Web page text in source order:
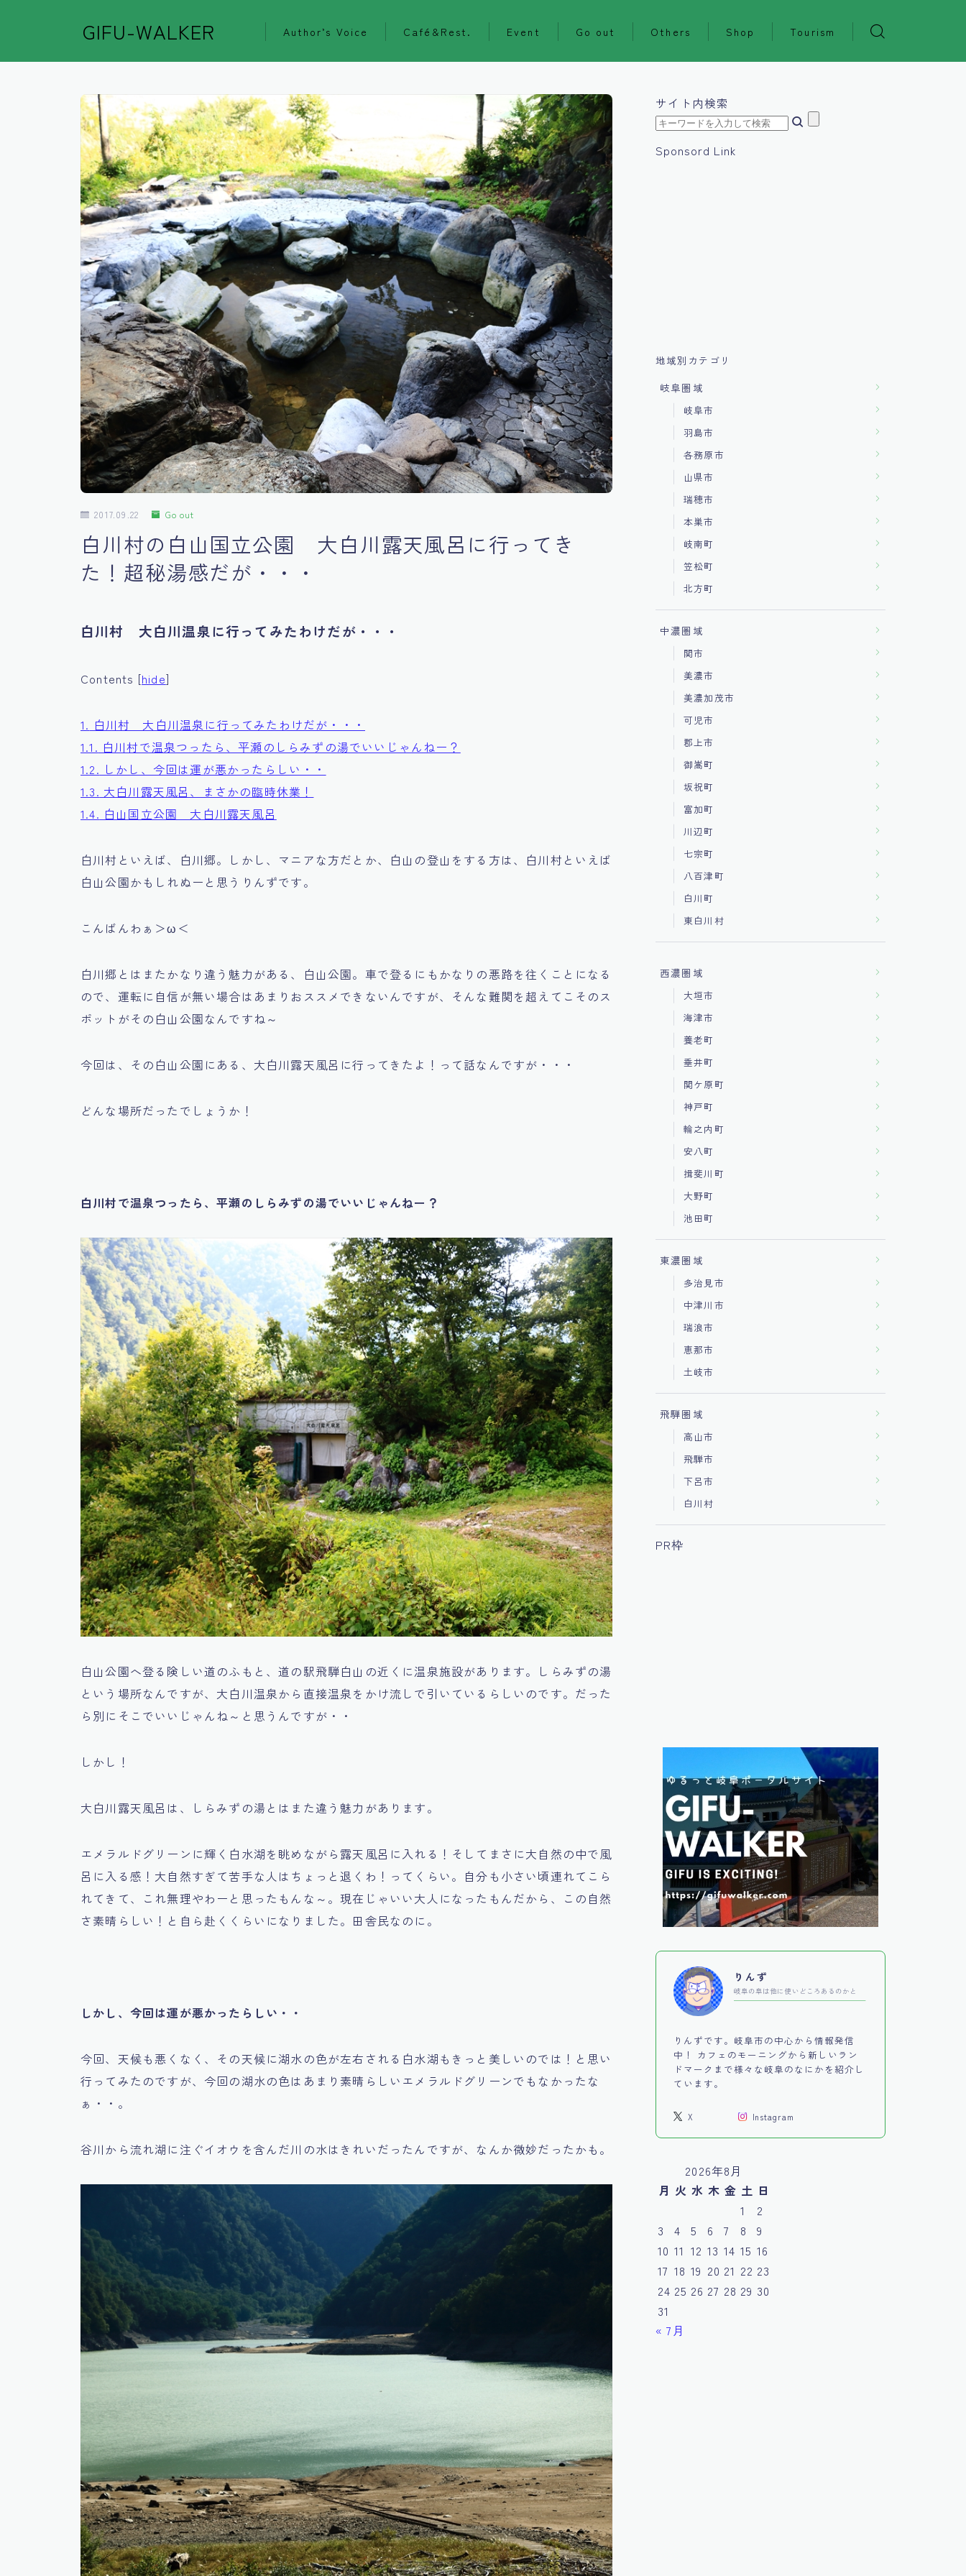
GIFU-WALKER Author’s Voice Café&Rest. Event Go out Others Shop Tourism
2017.09.22 Go out
白川村の白山国立公園 大白川露天風呂に行ってき
た！超秘湯感だが・・・
白川村 大白川温泉に行ってみたわけだが・・・
Contents [hide]
1. 白川村 大白川温泉に行ってみたわけだが・・・
1.1. 白川村で温泉つったら、平瀬のしらみずの湯でいいじゃんねー？
1.2. しかし、今回は運が悪かったらしい・・
1.3. 大白川露天風呂、まさかの臨時休業！
1.4. 白山国立公園 大白川露天風呂
白川村といえば、白川郷。しかし、マニアな方だとか、白山の登山をする方は、白川村といえば
白山公園かもしれぬーと思うりんずです。
こんばんわぁ＞ω＜
白川郷とはまたかなり違う魅力がある、白山公園。車で登るにもかなりの悪路を往くことになる
ので、運転に自信が無い場合はあまりおススメできないんですが、そんな難関を超えてこそのス
ポットがその白山公園なんですね～
今回は、その白山公園にある、大白川露天風呂に行ってきたよ！って話なんですが・・・
どんな場所だったでしょうか！
白川村で温泉つったら、平瀬のしらみずの湯でいいじゃんねー？
白山公園へ登る険しい道のふもと、道の駅飛騨白山の近くに温泉施設があります。しらみずの湯
という場所なんですが、大白川温泉から直接温泉をかけ流しで引いているらしいのです。だった
ら別にそこでいいじゃんね～と思うんですが・・
しかし！
大白川露天風呂は、しらみずの湯とはまた違う魅力があります。
エメラルドグリーンに輝く白水湖を眺めながら露天風呂に入れる！そしてまさに大自然の中で風
呂に入る感！大自然すぎて苦手な人はちょっと退くわ！ってくらい。自分も小さい頃連れてこら
れてきて、これ無理やわーと思ったもんな～。現在じゃいい大人になったもんだから、この自然
さ素晴らしい！と自ら赴くくらいになりました。田舎民なのに。
しかし、今回は運が悪かったらしい・・
今回、天候も悪くなく、その天候に湖水の色が左右される白水湖もきっと美しいのでは！と思い
行ってみたのですが、今回の湖水の色はあまり素晴らしいエメラルドグリーンでもなかったな
ぁ・・。
谷川から流れ湖に注ぐイオウを含んだ川の水はきれいだったんですが、なんか微妙だったかも。
サイト内検索
Sponsord Link
地域別カテゴリ
岐阜圏域
岐阜市
羽島市
各務原市
山県市
瑞穂市
本巣市
岐南町
笠松町
北方町
中濃圏域
関市
美濃市
美濃加茂市
可児市
郡上市
御嵩町
坂祝町
富加町
川辺町
七宗町
八百津町
白川町
東白川村
西濃圏域
大垣市
海津市
養老町
垂井町
関ケ原町
神戸町
輪之内町
安八町
揖斐川町
大野町
池田町
東濃圏域
多治見市
中津川市
瑞浪市
恵那市
土岐市
飛騨圏域
高山市
飛騨市
下呂市
白川村
PR枠
りんず
岐阜の阜は他に使いどころあるのかと
りんずです。岐阜市の中心から情報発信
中！ カフェのモーニングから新しいラン
ドマークまで様々な岐阜のなにかを紹介し
ています。
X Instagram
2026年8月
月 火 水 木 金 土 日
1
2
3
4 5 6 7 8
9
10 11 12 13 14 15 16
17 18 19 20 21 22 23
24 25 26 27 28 29 30
31
« 7月